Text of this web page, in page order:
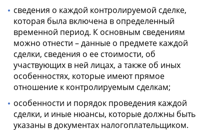
сведения о каждой контролируемой сделке,
которая была включена в определенный
временной период. К основным сведениям
можно отнести – данные о предмете каждой
сделки, сведения о ее стоимости, об
участвующих в ней лицах, а также об иных
особенностях, которые имеют прямое
отношение к контролируемым сделкам;
особенности и порядок проведения каждой
сделки, и иные нюансы, которые должны быть
указаны в документах налогоплательщиком.